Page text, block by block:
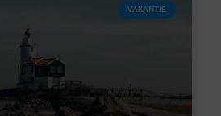
VAKANTIE